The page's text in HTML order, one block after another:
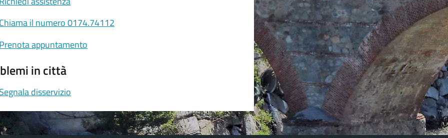
Chiama il numero 0174.74112
Prenota appuntamento
in città
Segnala disservizio